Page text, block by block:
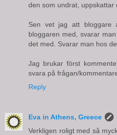
den som undrat, uppskattar
Sen vet jag att bloggare
bloggaren med, svarar
det med. Svarar man hos
Jag brukar först
svara på frågan/
Reply
Eva in Athens, Greece
Verkligen roligt med så